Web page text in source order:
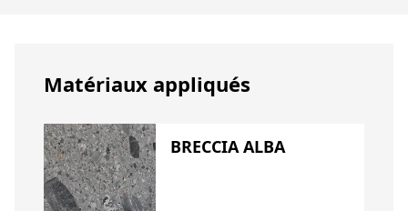
Matériaux appliqués
BRECCIA ALBA